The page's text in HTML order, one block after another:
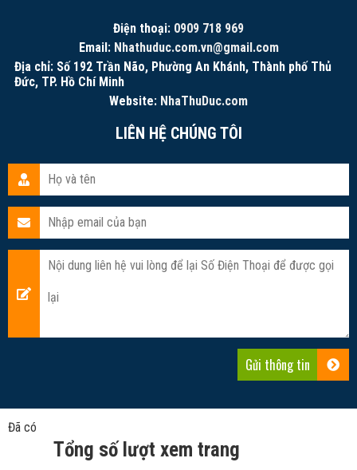
Điện thoại: 0909 718 969
Email: Nhathuduc.com.vn@gmail.com
Địa chỉ: Số 192 Trần Não, Phường An Khánh, Thành phố Thủ
Đức, TP. Hồ Chí Minh
Website: NhaThuDuc.com
LIÊN HỆ CHÚNG TÔI
Đã có
Tổng số lượt xem trang